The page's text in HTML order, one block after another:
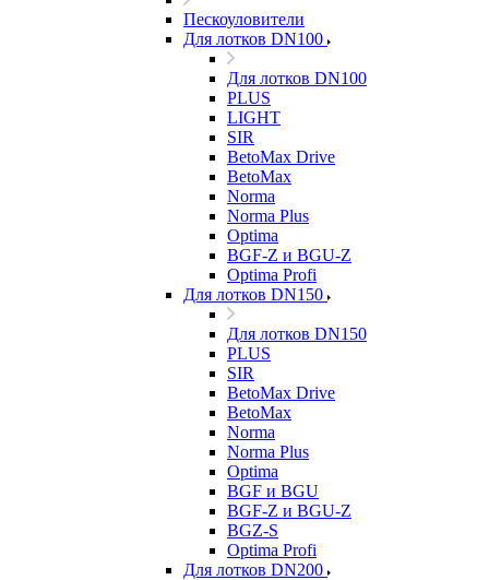
Пескоуловители
Для лотков DN100
Для лотков DN100
PLUS
LIGHT
SIR
BetoMax Drive
BetoMax
Norma
Norma Plus
Optima
BGF-Z и BGU-Z
Optima Profi
Для лотков DN150
Для лотков DN150
PLUS
SIR
BetoMax Drive
BetoMax
Norma
Norma Plus
Optima
BGF и BGU
BGF-Z и BGU-Z
BGZ-S
Optima Profi
Для лотков DN200